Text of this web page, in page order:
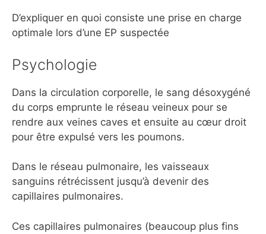
D’expliquer en quoi consiste une prise en charge
optimale lors d’une EP suspectée
Psychologie
Dans la circulation corporelle, le sang désoxygéné
du corps emprunte le réseau veineux pour se
rendre aux veines caves et ensuite au cœur droit
pour être expulsé vers les poumons.
Dans le réseau pulmonaire, les vaisseaux
sanguins rétrécissent jusqu’à devenir des
capillaires pulmonaires.
Ces capillaires pulmonaires (beaucoup plus fins